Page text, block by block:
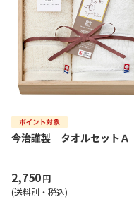
今治謹製 タオルセットＡ
2,750円
(送料別・税込)